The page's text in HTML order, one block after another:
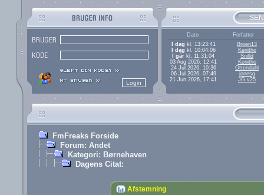
Dato
Forfatter
I dag kl. 13:23:41
Broen13
I dag kl. 10:04:06
Kenitho
I går kl. 11:31:04
Snilld
03 Aug 2026, 12:41
Kenitho
24 Jul 2026, 10:36
Ottendahl
06 Jul 2026, 07:49
jonesg
21 Jun 2026, 17:41
JG v25
FmFreaks Forside
Forum: Andet
Kategori: Børnehaven
Dagens Citat:
Afstemning